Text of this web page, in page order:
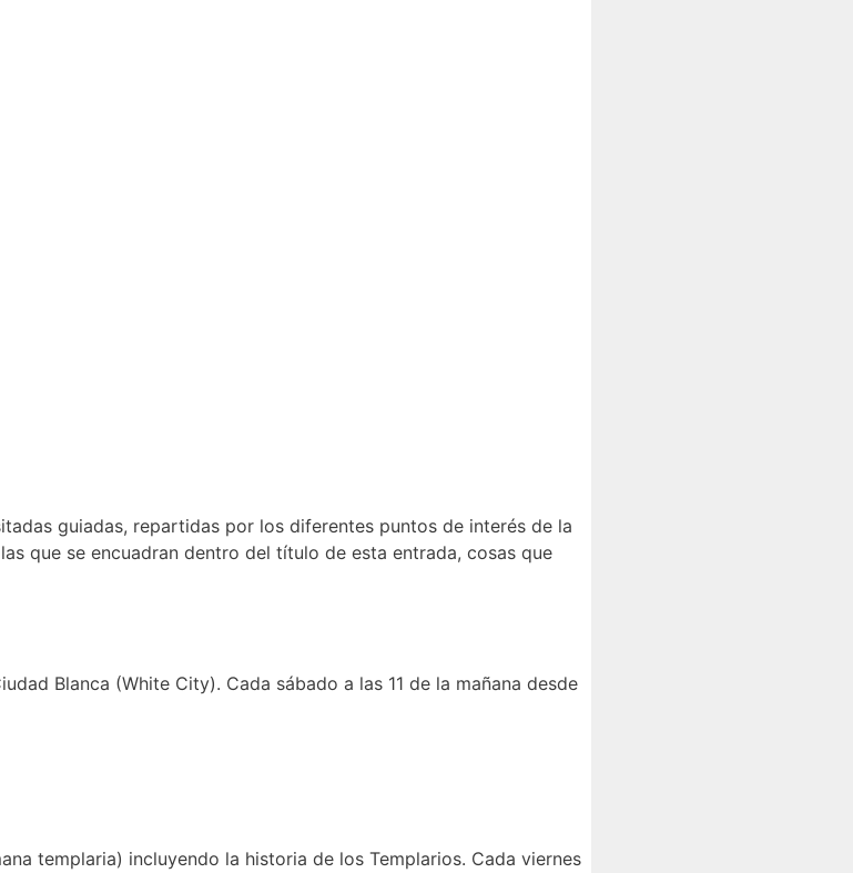
guiadas, repartidas por los diferentes puntos de interés de la
que se encuadran dentro del título de esta entrada, cosas que
Blanca (White City). Cada sábado a las 11 de la mañana desde
templaria) incluyendo la historia de los Templarios. Cada viernes